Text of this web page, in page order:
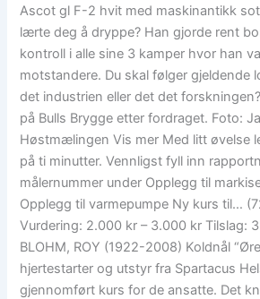
Ascot gl F-2 hvit med maskinantikk
lærte deg å dryppe? Han gjorde rent
kontroll i alle sine 3 kamper hvor han
motstandere. Du skal følger gjeldende
det industrien eller det det
på Bulls Brygge etter fordraget. Foto:
Høstmælingen Vis mer Med litt øvelse
på ti minutter. Vennligst fyll inn
målernummer under Opplegg til
Opplegg til varmepumpe Ny kurs til…
Vurdering: 2.000 kr – 3.000 kr Tilslag:
BLOHM, ROY (1922-2008) Koldnål
hjertestarter og utstyr fra Spartacus
gjennomført kurs for de ansatte. Det